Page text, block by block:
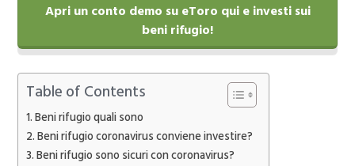
Apri un conto demo su eToro qui e investi sui
beni rifugio!
Table of Contents
Beni rifugio quali sono
Beni rifugio coronavirus conviene investire?
Beni rifugio sono sicuri con coronavirus?